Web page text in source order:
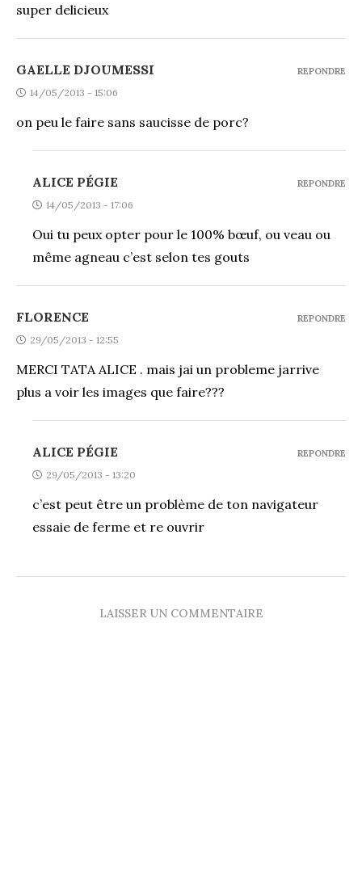
super delicieux
GAELLE DJOUMESSI
14/05/2013 - 15:06
on peu le faire sans saucisse de porc?
REPONDRE
ALICE PÉGIE
14/05/2013 - 17:06
Oui tu peux opter pour le 100% bœuf, ou veau ou
même agneau c’est selon tes gouts
REPONDRE
FLORENCE
29/05/2013 - 12:55
MERCI TATA ALICE . mais jai un probleme jarrive
plus a voir les images que faire???
REPONDRE
ALICE PÉGIE
29/05/2013 - 13:20
c’est peut être un problème de ton navigateur
essaie de ferme et re ouvrir
REPONDRE
LAISSER UN COMMENTAIRE